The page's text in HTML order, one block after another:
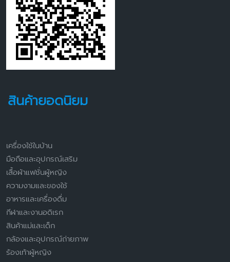
สินค้ายอดนิยม
เครื่องใช้ในบ้าน
มือถือและอุปกรณ์เสริม
เสื้อผ้าแฟชั่นผู้หญิง
ความงามและของใช้
อาหารและเครื่องดื่ม
กีฬาและงานอดิเรก
สินค้าแม่และเด็ก
กล้องและอุปกรณ์ถ่ายภาพ
ร้องเท้าผู้หญิง